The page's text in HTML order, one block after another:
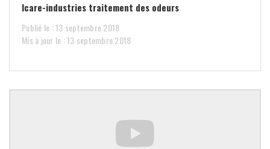
Icare-industries traitement des odeurs
Publié le : 13 septembre 2018
Mis à jour le : 13 septembre 2018